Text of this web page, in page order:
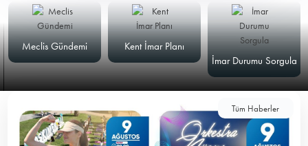
Meclis Gündemi
Kent İmar Planı
İmar Durumu Sorgula
Tüm Haberler